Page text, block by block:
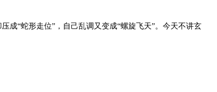
成“蛇形走位”，自己乱调又变成“螺旋飞天”。今天不讲玄